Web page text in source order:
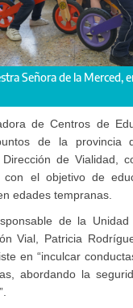
temas referidos a la
y a todo lo vinculado a la
de Centros de
de la provincia
de Vialidad,
con el objetivo de
edades tempranas.
de la Unidad
Vial, Patricia
en “inculcar
abordando la